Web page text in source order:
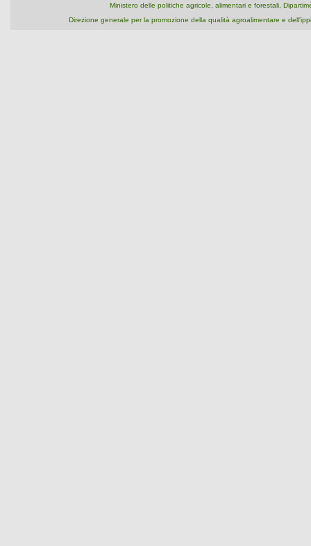
Ministero delle politiche agricole, alimentari e forestali,
Direzione generale per la promozione della qualità agroalimentare e